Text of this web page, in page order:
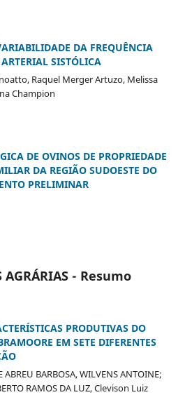
DA FREQUÊNCIA
SISTÓLICA
Raquel Merger Artuzo, Melissa
Champion
DE OVINOS DE PROPRIEDADE
DA REGIÃO SUDOESTE DO
PRELIMINAR
AGRÁRIAS - Resumo
PRODUTIVAS DO
EM SETE DIFERENTES
BARBOSA, WILVENS ANTOINE;
RAMOS DA LUZ, Clevison Luiz